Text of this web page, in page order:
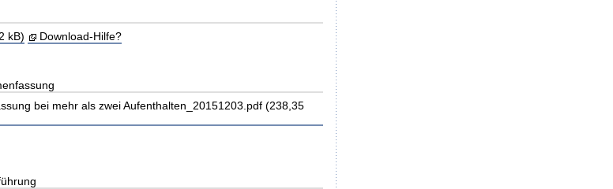
kB)
Download-Hilfe?
bei mehr als zwei Aufenthalten_20151203.pdf (238,35